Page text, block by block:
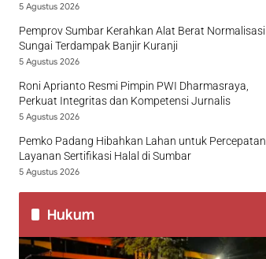
5 Agustus 2026
Pemprov Sumbar Kerahkan Alat Berat Normalisasi
Sungai Terdampak Banjir Kuranji
5 Agustus 2026
Roni Aprianto Resmi Pimpin PWI Dharmasraya,
Perkuat Integritas dan Kompetensi Jurnalis
5 Agustus 2026
Pemko Padang Hibahkan Lahan untuk Percepatan
Layanan Sertifikasi Halal di Sumbar
5 Agustus 2026
Hukum